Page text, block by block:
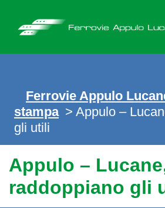
content
Ferrovie Appulo
stampa > Appulo –
gli utili
Appulo –
raddoppiano gli